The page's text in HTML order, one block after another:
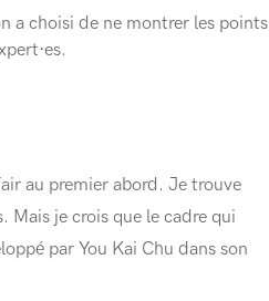
a choisi de ne montrer les points
au premier abord. Je trouve
je crois que le cadre qui
par You Kai Chu dans son